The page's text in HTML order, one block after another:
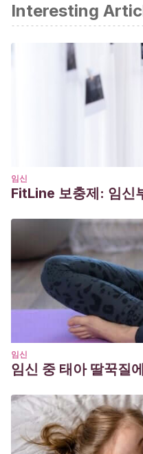
(Coord.)
Cognición, emoción y
Ibarrola, B.
(2014). La
21 Jornada de la
Interesting
임신
FitLine 보충제: 임신
임신
임신 중 태아 딸꾹질